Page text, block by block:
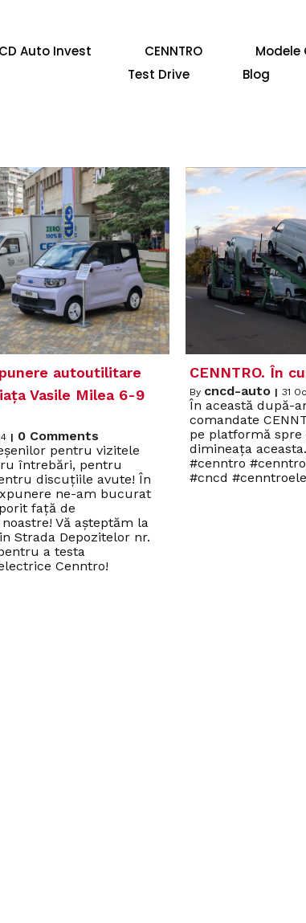
Auto Invest CENNTRO Modele
Test Drive
Blog
autoutilitare
Vasile Milea 6-9
| 0 Comments
pentru vizitele
întrebări, pentru
discuțiile avute! În
ne-am bucurat
față de
Vă așteptăm la
Strada Depozitelor nr.
a testa
Cenntro!
CENNTRO. În
By cncd-auto | 31
În această după-
comandate
pe platformă
dimineața
#cenntro
#cncd